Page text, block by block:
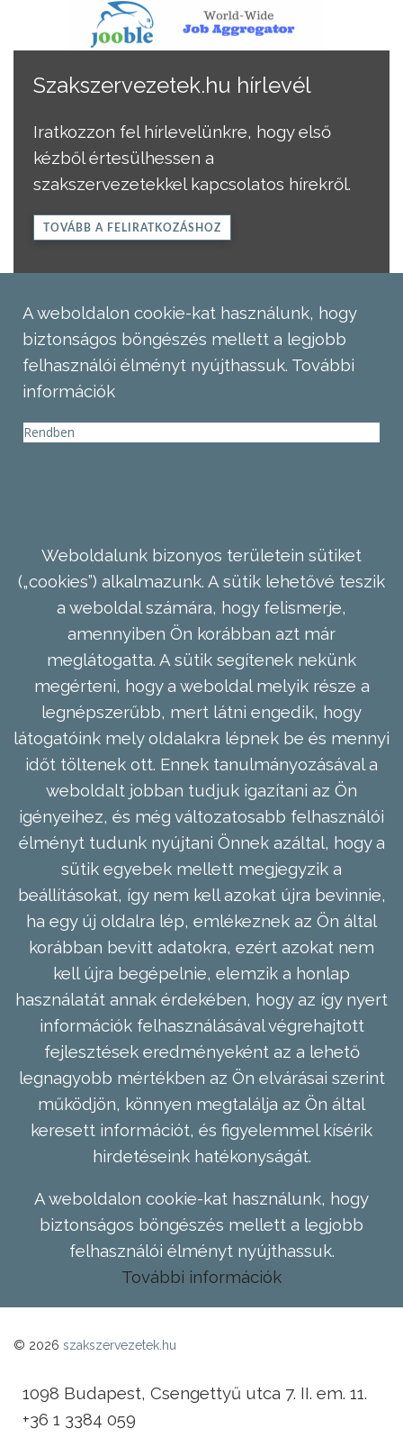
Szakszervezetek.hu hírlevél
Iratkozzon fel hírlevelünkre, hogy első
kézből értesülhessen a
szakszervezetekkel kapcsolatos hírekről.
TOVÁBB A FELIRATKOZÁSHOZ
A weboldalon cookie-kat használunk, hogy
biztonságos böngészés mellett a legjobb
felhasználói élményt nyújthassuk. További
információk
Rendben
Weboldalunk bizonyos területein sütiket
(„cookies”) alkalmazunk. A sütik lehetővé teszik
a weboldal számára, hogy felismerje,
amennyiben Ön korábban azt már
meglátogatta. A sütik segítenek nekünk
megérteni, hogy a weboldal melyik része a
legnépszerűbb, mert látni engedik, hogy
látogatóink mely oldalakra lépnek be és mennyi
időt töltenek ott. Ennek tanulmányozásával a
weboldalt jobban tudjuk igazítani az Ön
igényeihez, és még változatosabb felhasználói
élményt tudunk nyújtani Önnek azáltal, hogy a
sütik egyebek mellett megjegyzik a
beállításokat, így nem kell azokat újra bevinnie,
ha egy új oldalra lép, emlékeznek az Ön által
korábban bevitt adatokra, ezért azokat nem
kell újra begépelnie, elemzik a honlap
használatát annak érdekében, hogy az így nyert
információk felhasználásával végrehajtott
fejlesztések eredményeként az a lehető
legnagyobb mértékben az Ön elvárásai szerint
működjön, könnyen megtalálja az Ön által
keresett információt, és figyelemmel kísérik
hirdetéseink hatékonyságát.
A weboldalon cookie-kat használunk, hogy
biztonságos böngészés mellett a legjobb
felhasználói élményt nyújthassuk.
További információk
© 2026 szakszervezetek.hu
1098 Budapest, Csengettyű utca 7. II. em. 11.
+36 1 3384 059